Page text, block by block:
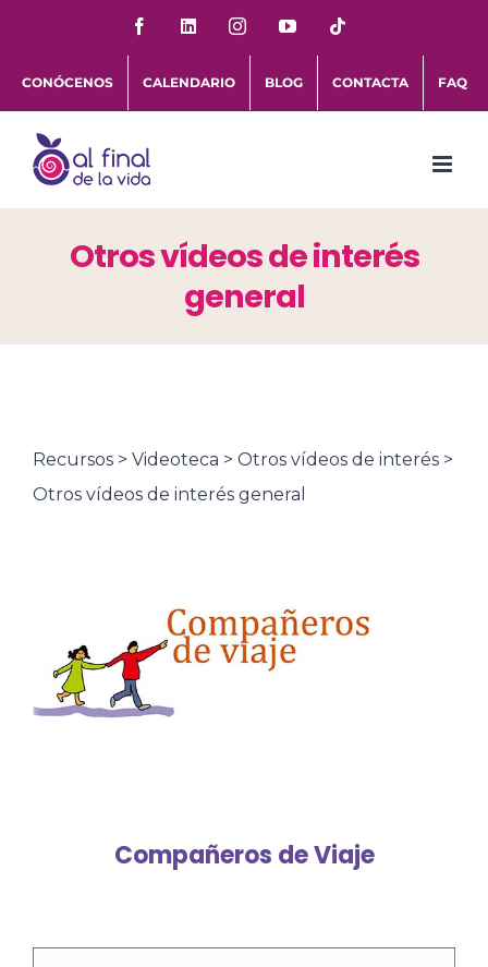
contenido
FacebookLinkedInInstagramYouTube
CONÓCENOS CALENDARIO BLOG CONTACTA FAQ
Otros vídeos de interés
general
Recursos > Videoteca > Otros vídeos de interés >
Otros vídeos de interés general
Compañeros de Viaje